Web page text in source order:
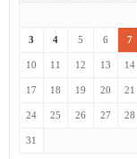
3 4 5 6 7
10 11 12 13 14
17 18 19 20 21
24 25 26 27 28
31